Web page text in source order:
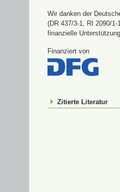
Wir danken der
(DR 437/3-1, RI 2090/
finanzielle
Finanziert von
Zitierte Literatur